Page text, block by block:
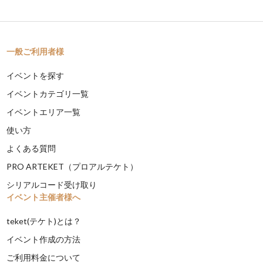
一般ご利用者様
イベントを探す
イベントカテゴリ一覧
イベントエリア一覧
使い方
よくある質問
PRO ARTEKET（プロアルテケト）
シリアルコード受け取り
イベント主催者様へ
teket(テケト)とは？
イベント作成の方法
ご利用料金について